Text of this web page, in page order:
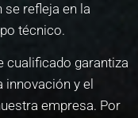
refleja en la
técnico.
cualificado garantiza
innovación y el
empresa. Por